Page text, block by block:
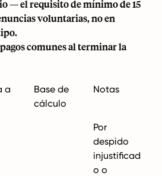
— el requisito de mínimo de 15
voluntarias, no en
comunes al terminar la
a
Base de
cálculo
Notas
Por
despido
injustificad
o o